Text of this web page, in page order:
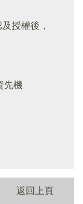
授權後，
先機
返回上頁